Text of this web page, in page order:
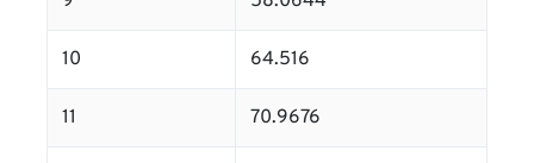
10 64.516
11 70.9676